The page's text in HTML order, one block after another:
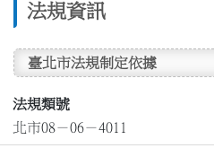
法規資訊
臺北市法規制定依據
法規類號
北市08－06－4011